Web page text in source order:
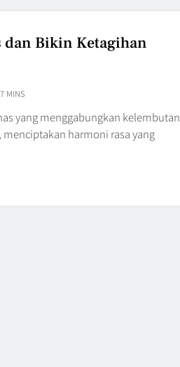
Bikin Ketagihan
7 MINS
yang menggabungkan kelembutan
harmoni rasa yang